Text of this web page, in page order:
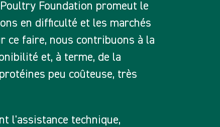
Foundation promeut le
en difficulté et les marchés
ce faire, nous contribuons à la
et, à terme, de la
peu coûteuse, très
l'assistance technique,